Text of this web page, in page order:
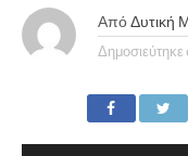
Από Δυτική
Δημοσιεύτηκε